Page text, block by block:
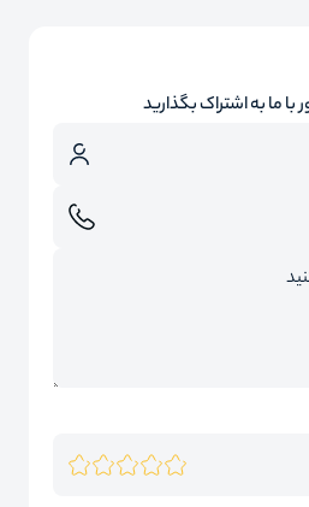
با ما به اشتراک بگذارید